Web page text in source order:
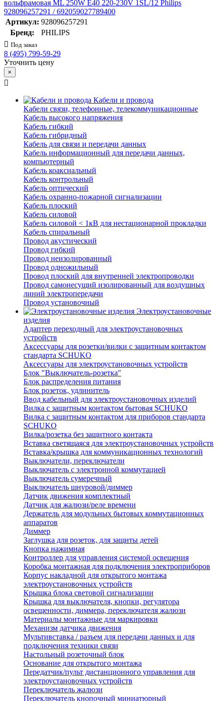
вольфрамовая ML 250W E40 220-230V 1SL/12 Philips
928096257291 / 692059027789400
Артикул: 928096257291
Бренд:
PHILIPS
Под заказ
8 (495) 799-59-29
Уточнить цену
×
Кабели и провода
Кабели связи, телефонные, телекоммуникационные
Кабель высокого напряжения
Кабель гибкий
Кабель гибридный
Кабель для связи и передачи данных
Кабель информационный для передачи данных,
компьютерный
Кабель коаксиальный
Кабель контрольный
Кабель оптический
Кабель охранно-пожарной сигнализации
Кабель плоский
Кабель силовой
Кабель силовой < 1кВ для нестационарной прокладки
Кабель спиральный
Провод акустический
Провод гибкий
Провод неизолированный
Провод одножильный
Провод плоский для внутренней электропроводки
Провод самонесущий изолированный для воздушных
линий электропередачи
Провод установочный
Электроустановочные
изделия
Адаптер переходный для электроустановочных
устройств
Аксессуары для розетки/вилки с защитным контактом
стандарта SCHUKO
Аксессуары для электроустановочных устройств
Блок "Выключатель-розетка"
Блок распределения питания
Блок розеток, удлинитель
Ввод кабельный для электроустановочных изделий
Вилка с защитным контактом бытовая SCHUKO
Вилка с защитным контактом для приборов стандарта
SCHUKO
Вилка/розетка без защитного контакта
Вставка светящаяся для электроустановочных устройств
Вставка/крышка для коммуникационных технологий
Выключатели, переключатели
Выключатель с электронной коммутацией
Выключатель сумеречный
Выключатель шнуровой/диммер
Датчик движения комплектный
Датчик для жалюзи/реле времени
Держатель для модульных бытовых коммутационных
аппаратов
Диммер
Заглушка для розеток, для защиты детей
Кнопка нажимная
Контроллер для управления системой освещения
Коробка монтажная для подключения электроприборов
Корпус накладной для открытого монтажа
электроустановочных устройств
Крышка блока световой сигнализации
Крышка для выключателя, кнопки, регулятора
освещенности, диммера, переключателя жалюзи
Материалы монтажные для маркировки
Механизм датчика движения
Мультивставка / разъем для передачи данных и для
подключения техники связи
Настольный розеточный блок
Основание для открытого монтажа
Передатчик/пульт дистанционного управления для
электроустановочных устройств
Переключатель жалюзи
Переключатель кнопочный миниатюрный